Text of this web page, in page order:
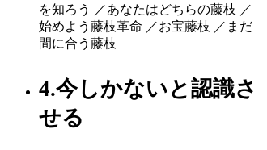
を知ろう ／あなたはどちらの藤枝 ／
始めよう藤枝革命 ／お宝藤枝 ／まだ
間に合う藤枝
4.今しかないと認識さ
せる